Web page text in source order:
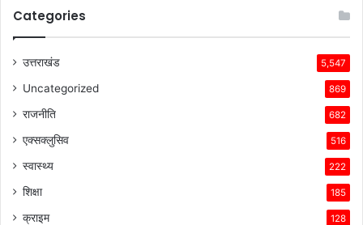
Categories
उत्तराखंड 5,547
Uncategorized 869
राजनीति 682
एक्सक्लुसिव 516
स्वास्थ्य 222
शिक्षा 185
क्राइम 128